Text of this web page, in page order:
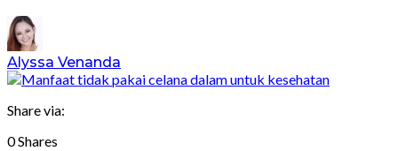
Alyssa Venanda
Share via:
0Shares